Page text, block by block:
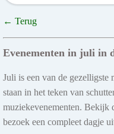
← Terug
Evenementen in juli in
Juli is een van de gezelligste
staan in het teken van
muziekevenementen. Bekijk
bezoek een compleet dagje